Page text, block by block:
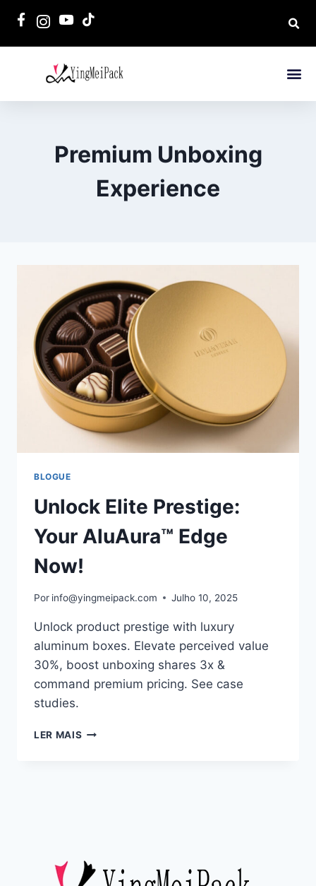
Premium Unboxing
Experience
BLOGUE
Unlock Elite Prestige:
Your AluAura™ Edge
Now!
Por info@yingmeipack.com Julho 10, 2025
Unlock product prestige with luxury
aluminum boxes. Elevate perceived value
30%, boost unboxing shares 3x &
command premium pricing. See case
studies.
LER MAIS